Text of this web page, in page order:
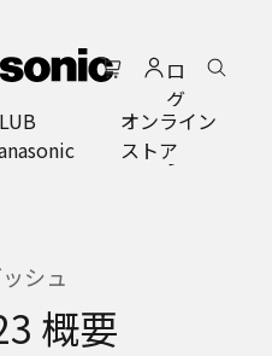
ロ
グ
イ
ン
オンライン
ストア
シュ
概要